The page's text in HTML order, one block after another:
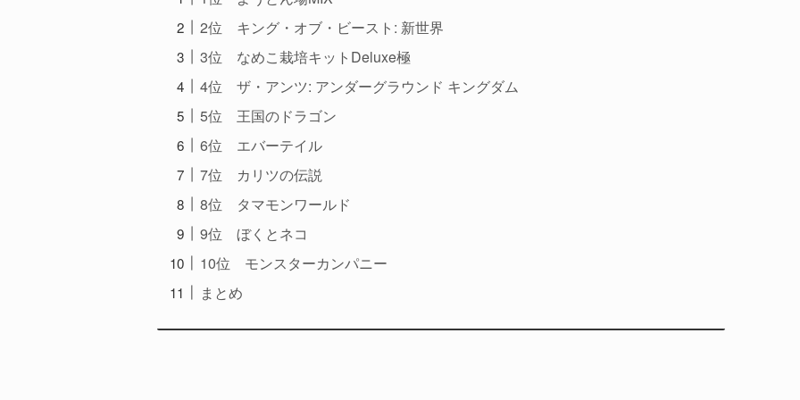
2位 キング・オブ・ビースト: 新世界
3位 なめこ栽培キットDeluxe極
4位 ザ・アンツ: アンダーグラウンド キングダム
5位 王国のドラゴン
6位 エバーテイル
7位 カリツの伝説
8位 タマモンワールド
9位 ぼくとネコ
10位 モンスターカンパニー
まとめ